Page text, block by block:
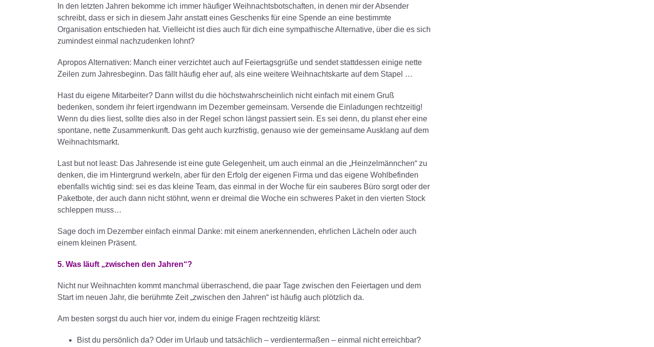
In den letzten Jahren bekomme ich immer häufiger Weihnachtsbotschaften, in denen mir der Absender
schreibt, dass er sich in diesem Jahr anstatt eines Geschenks für eine Spende an eine bestimmte
Organisation entschieden hat. Vielleicht ist dies auch für dich eine sympathische Alternative, über die es sich
zumindest einmal nachzudenken lohnt?
Apropos Alternativen: Manch einer verzichtet auch auf Feiertagsgrüße und sendet stattdessen einige nette
Zeilen zum Jahresbeginn. Das fällt häufig eher auf, als eine weitere Weihnachtskarte auf dem Stapel …
Hast du eigene Mitarbeiter? Dann willst du die höchstwahrscheinlich nicht einfach mit einem Gruß
bedenken, sondern ihr feiert irgendwann im Dezember gemeinsam. Versende die Einladungen rechtzeitig!
Wenn du dies liest, sollte dies also in der Regel schon längst passiert sein. Es sei denn, du planst eher eine
spontane, nette Zusammenkunft. Das geht auch kurzfristig, genauso wie der gemeinsame Ausklang auf dem
Weihnachtsmarkt.
Last but not least: Das Jahresende ist eine gute Gelegenheit, um auch einmal an die „Heinzelmännchen“ zu
denken, die im Hintergrund werkeln, aber für den Erfolg der eigenen Firma und das eigene Wohlbefinden
ebenfalls wichtig sind: sei es das kleine Team, das einmal in der Woche für ein sauberes Büro sorgt oder der
Paketbote, der auch dann nicht stöhnt, wenn er dreimal die Woche ein schweres Paket in den vierten Stock
schleppen muss…
Sage doch im Dezember einfach einmal Danke: mit einem anerkennenden, ehrlichen Lächeln oder auch
einem kleinen Präsent.
5. Was läuft „zwischen den Jahren“?
Nicht nur Weihnachten kommt manchmal überraschend, die paar Tage zwischen den Feiertagen und dem
Start im neuen Jahr, die berühmte Zeit „zwischen den Jahren“ ist häufig auch plötzlich da.
Am besten sorgst du auch hier vor, indem du einige Fragen rechtzeitig klärst:
Bist du persönlich da? Oder im Urlaub und tatsächlich – verdientermaßen – einmal nicht erreichbar?